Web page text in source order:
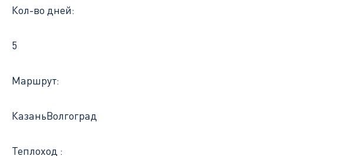
Кол-во дней:
5
Маршрут:
КазаньВолгоград
Теплоход :